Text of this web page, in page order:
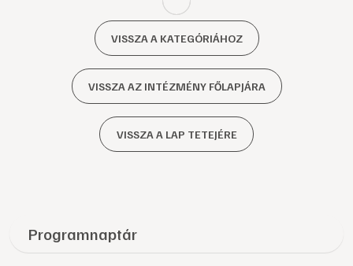
VISSZA A KATEGÓRIÁHOZ
VISSZA AZ INTÉZMÉNY FŐLAPJÁRA
VISSZA A LAP TETEJÉRE
Programnaptár